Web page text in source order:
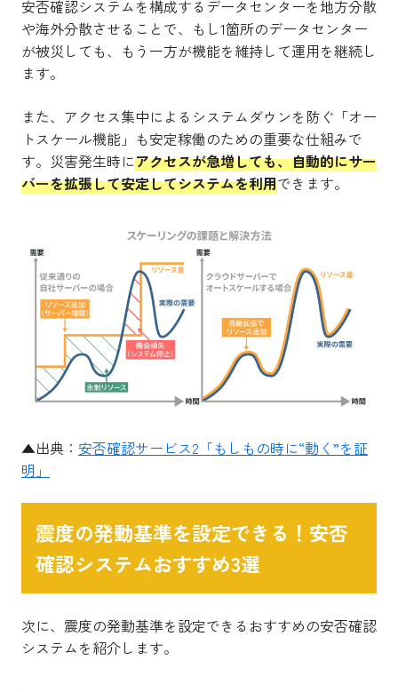
安否確認システムを構成するデータセンターを地方分散
や海外分散させることで、もし1箇所のデータセンター
が被災しても、もう一方が機能を維持して運用を継続し
ます。
また、アクセス集中によるシステムダウンを防ぐ「オー
トスケール機能」も安定稼働のための重要な仕組みで
す。災害発生時にアクセスが急増しても、自動的にサー
バーを拡張して安定してシステムを利用できます。
▲出典： 安否確認サービス2「もしもの時に“動く”を証
明」
震度の発動基準を設定できる！安否
確認システムおすすめ3選
次に、震度の発動基準を設定できるおすすめの安否確認
システムを紹介します。